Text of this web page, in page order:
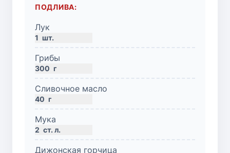
ПОДЛИВА:
Лук
1 шт.
Грибы
300 г
Сливочное масло
40 г
Мука
2 ст. л.
Дижонская горчица